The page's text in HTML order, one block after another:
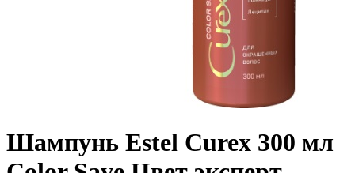
Шампунь Estel Curex 300 мл